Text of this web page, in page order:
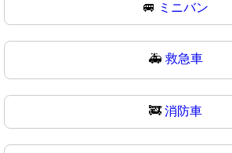
🚐 ミニバン
🚑 救急車
🚒 消防車